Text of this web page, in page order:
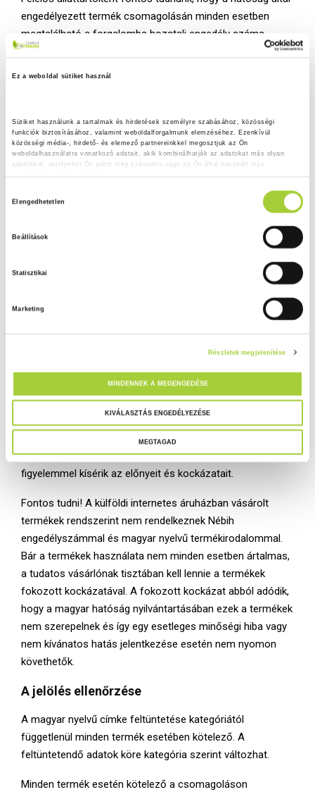
Ez a weboldal sütiket használ
Sütiket használunk a tartalmak és hirdetések személyre szabásához, közösségi
funkciók biztosításához, valamint weboldalforgalmunk elemzéséhez. Ezenkívül
közösségi média-, hirdető- és elemező partnereinkkel megosztjuk az Ön
weboldalhasználatra vonatkozó adatait, akik kombinálhatják az adatokat más olyan
adatokkal, amelyeket Ön adott meg számukra vagy az Ön által használt más
Elengedhetetlen
Beállítások
Statisztikai
Marketing
Részletek megjelenítése
MINDENNEK A MEGENGEDÉSE
KIVÁLASZTÁS ENGEDÉLYEZÉSE
MEGTAGAD
engedélyezett termék csomagolásán minden esetben
megtalálható a forgalomba hozatali engedély száma,
például: 093/2/B/2013 NÉBIH ÁTI. (Hivatkozási névként a
Az engedélyszám a garancia arra tehát, hogy
szó, amely a hatóság felügyeleti körébe tartozik, azaz a
terméket engedélyezték, vizsgálták, és folyamatosan
figyelemmel kísérik az előnyeit és kockázatait.
Fontos tudni! A külföldi internetes áruházban vásárolt
termékek rendszerint nem rendelkeznek Nébih
engedélyszámmal és magyar nyelvű termékirodalommal.
Bár a termékek használata nem minden esetben ártalmas,
a tudatos vásárlónak tisztában kell lennie a termékek
fokozott kockázatával. A fokozott kockázat abból adódik,
hogy a magyar hatóság nyilvántartásában ezek a termékek
nem szerepelnek és így egy esetleges minőségi hiba vagy
nem kívánatos hatás jelentkezése esetén nem nyomon
követhetők.
A jelölés ellenőrzése
A magyar nyelvű címke feltüntetése kategóriától
függetlenül minden termék esetében kötelező. A
feltüntetendő adatok köre kategória szerint változhat.
Minden termék esetén kötelező a csomagoláson